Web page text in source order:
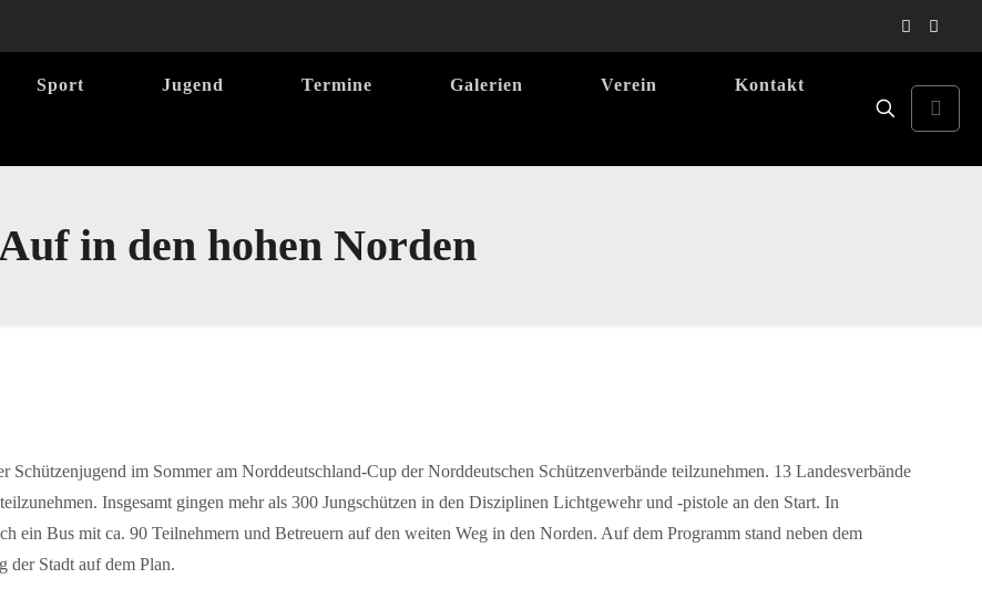
Sport Jugend Termine Galerien Verein Kontakt
in den hohen Norden
im Sommer am Norddeutschland-Cup der Norddeutschen Schützenverbände teilzunehmen. 13 Landesverbände
Insgesamt gingen mehr als 300 Jungschützen in den Disziplinen Lichtgewehr und -pistole an den Start. In
ein Bus mit ca. 90 Teilnehmern und Betreuern auf den weiten Weg in den Norden. Auf dem Programm stand neben dem
der Stadt auf dem Plan.